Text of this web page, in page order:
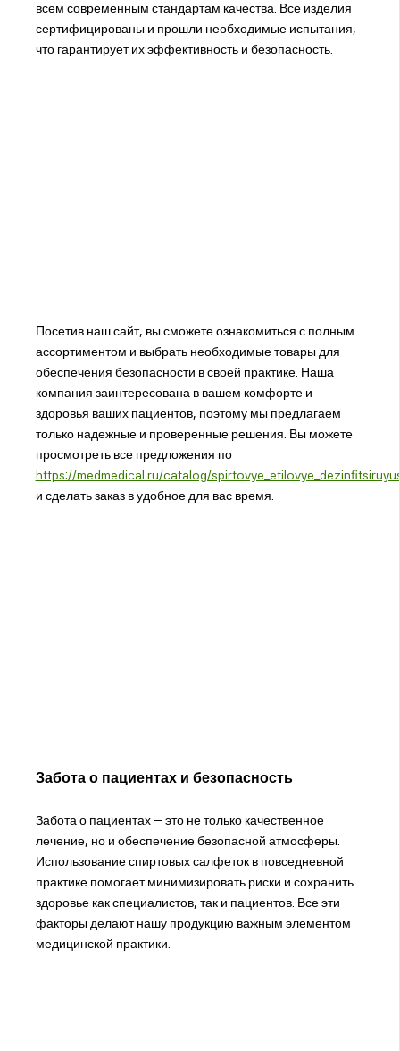
всем современным стандартам качества. Все изделия
сертифицированы и прошли необходимые испытания,
что гарантирует их эффективность и безопасность.
Посетив наш сайт, вы сможете ознакомиться с полным
ассортиментом и выбрать необходимые товары для
обеспечения безопасности в своей практике. Наша
компания заинтересована в вашем комфорте и
здоровья ваших пациентов, поэтому мы предлагаем
только надежные и проверенные решения. Вы можете
просмотреть все предложения по
https://medmedical.ru/catalog/
и сделать заказ в удобное для вас время.
Забота о пациентах и безопасность
Забота о пациентах — это не только качественное
лечение, но и обеспечение безопасной атмосферы.
Использование спиртовых салфеток в повседневной
практике помогает минимизировать риски и сохранить
здоровье как специалистов, так и пациентов. Все эти
факторы делают нашу продукцию важным элементом
медицинской практики.